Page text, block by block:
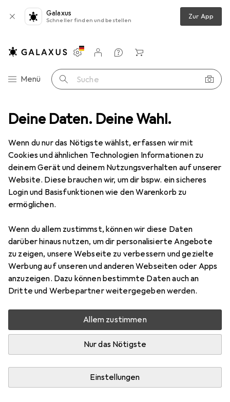
Deine Daten. Deine Wahl.
Wenn du nur das Nötigste wählst, erfassen wir mit
Cookies und ähnlichen Technologien Informationen zu
deinem Gerät und deinem Nutzungsverhalten auf unserer
Website. Diese brauchen wir, um dir bspw. ein sicheres
Login und Basisfunktionen wie den Warenkorb zu
ermöglichen.
Wenn du allem zustimmst, können wir diese Daten
darüber hinaus nutzen, um dir personalisierte Angebote
zu zeigen, unsere Webseite zu verbessern und gezielte
Werbung auf unseren und anderen Webseiten oder Apps
anzuzeigen. Dazu können bestimmte Daten auch an
Dritte und Werbepartner weitergegeben werden.
Allem zustimmen
Nur das Nötigste
Einstellungen
Galaxus
Schneller finden und bestellen Zur App
Navigation nach Kategorien
Menü Suche
Einstellungen
Kundenkonto
Vergleichslisten
Merklisten
Warenkorb
Möbelgleiter + Schutzpuffer OK-Line Filzgleiter rund
2 Bilder
MENGENRABATT
OK-Line Filzgleiter rund
Filzgleiter
Preis in EUR inkl. MwSt.
EUR
6,59
Bewertungen
Zwischen Fr, 14.8. und Sa, 15.8. geliefert
Mehr als 10 Stück an Lager beim Lieferanten
Lieferort angeben für genaue Lieferzeit